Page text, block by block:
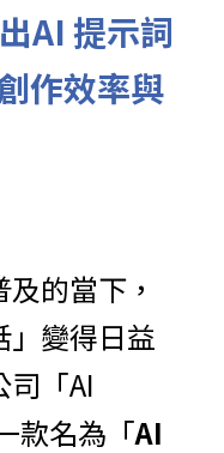
AI 提示詞
作效率與
的當下，
」變得日益
司「AI
款名為「AI